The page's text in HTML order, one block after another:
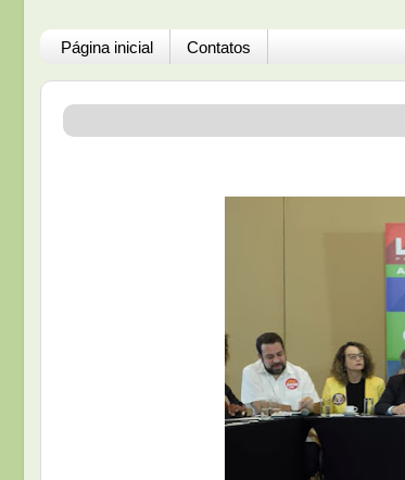
Página inicial Contatos